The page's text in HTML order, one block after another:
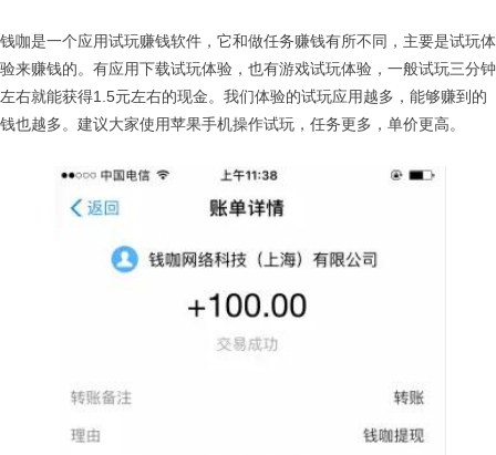
钱咖是一个应用试玩赚钱软件，它和做任务赚钱有所不同，主要是试玩体
验来赚钱的。有应用下载试玩体验，也有游戏试玩体验，一般试玩三分钟
左右就能获得1.5元左右的现金。我们体验的试玩应用越多，能够赚到的
钱也越多。建议大家使用苹果手机操作试玩，任务更多，单价更高。